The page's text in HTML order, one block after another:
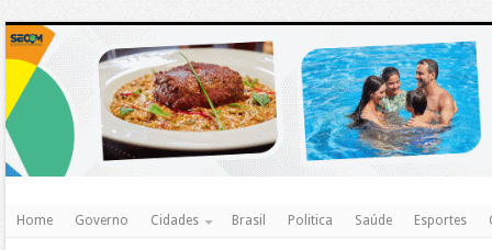
Home Governo Cidades Brasil Politica Saúde Esportes